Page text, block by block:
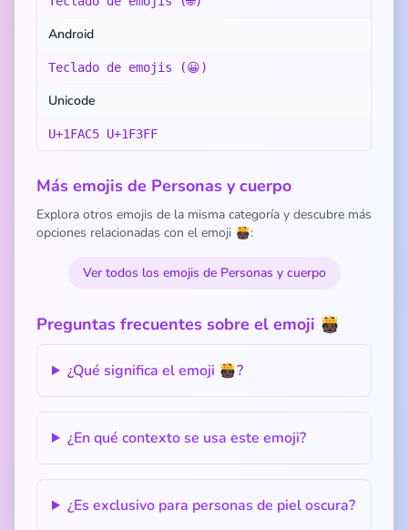
Android
Teclado de emojis (😀)
Unicode
U+1FAC5 U+1F3FF
Más emojis de Personas y cuerpo
Explora otros emojis de la misma categoría y descubre más
opciones relacionadas con el emoji 🫅🏿:
Ver todos los emojis de Personas y cuerpo
Preguntas frecuentes sobre el emoji 🫅🏿
¿Qué significa el emoji 🫅🏿?
¿En qué contexto se usa este emoji?
¿Es exclusivo para personas de piel oscura?